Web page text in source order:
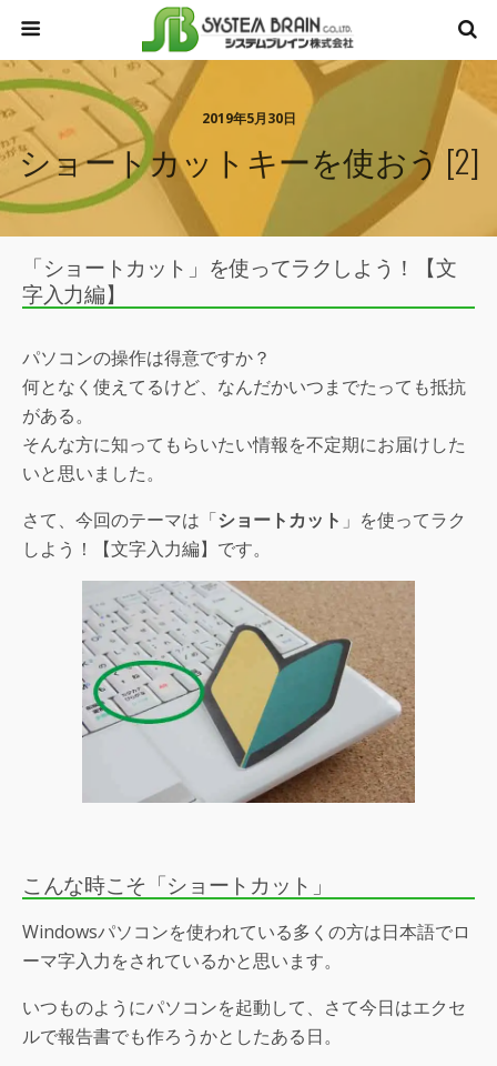
2019年5月30日
ショートカットキーを使おう [2]
「ショートカット」を使ってラクしよう！【文
字入力編】
パソコンの操作は得意ですか？
何となく使えてるけど、なんだかいつまでたっても抵抗
がある。
そんな方に知ってもらいたい情報を不定期にお届けした
いと思いました。
さて、今回のテーマは「ショートカット 」を使ってラク
しよう！【文字入力編】です。
こんな時こそ「ショートカット」
Windowsパソコンを使われている多くの方は日本語でロ
ーマ字入力をされているかと思います。
いつものようにパソコンを起動して、さて今日はエクセ
ルで報告書でも作ろうかとしたある日。